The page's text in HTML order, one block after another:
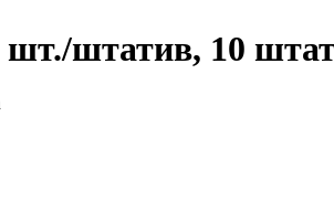
штатив, 10